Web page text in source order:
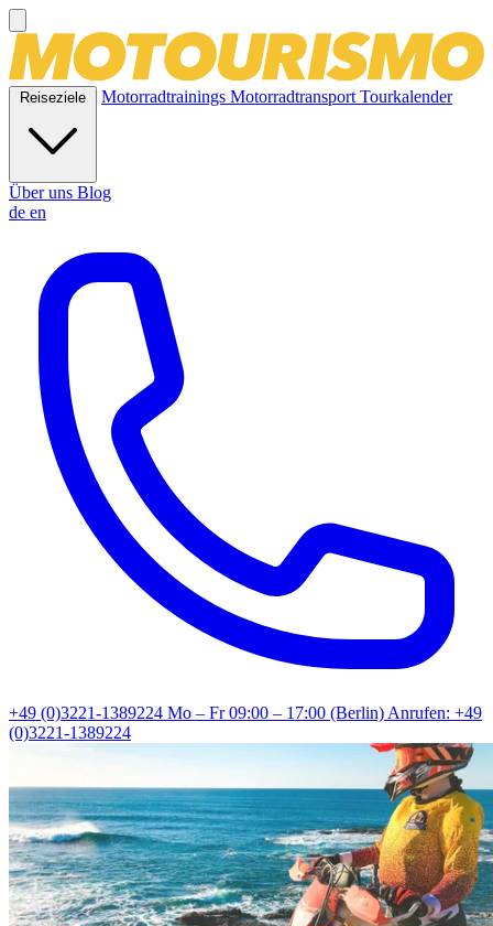
Reiseziele Motorradtrainings MotorradtransportTourkalender
Über uns Blog
de en
+49 (0)3221-1389224 Mo – Fr 09:00 – 17:00 (Berlin)Anrufen: +49
(0)3221-1389224